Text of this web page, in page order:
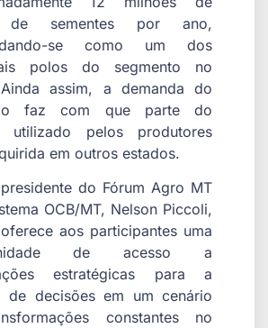
de sementes por ano,
se como um dos
polos do segmento no
assim, a demanda do
faz com que parte do
utilizado pelos produtores
em outros estados.
do Fórum Agro MT
OCB/MT, Nelson Piccoli,
aos participantes uma
de acesso a
estratégicas para a
de decisões em um cenário
constantes no